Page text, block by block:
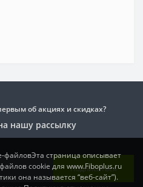
об акциях и скидках?
нашу рассылку
Подписаться
страница описывает
cookie для www.Fiboplus.ru
она называется “веб-сайт”).